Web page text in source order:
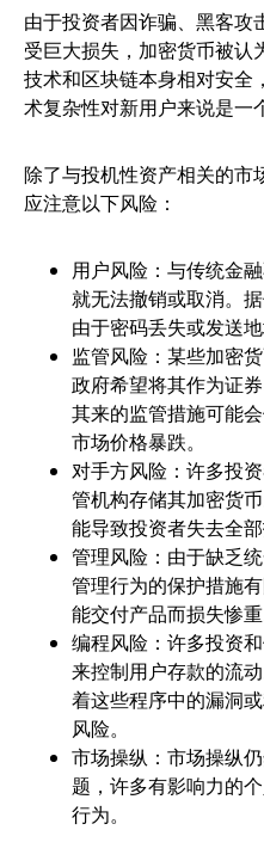
由于投资者因诈骗、黑客攻
受巨大损失，加密货币被认
技术和区块链本身相对安全
术复杂性对新用户来说是一
除了与投机性资产相关的市
应注意以下风险：
用户风险：与传统金
就无法撤销或取消。
由于密码丢失或发送
监管风险：某些加密
政府希望将其作为证
其来的监管措施可能
市场价格暴跌。
对手方风险：许多投
管机构存储其加密货
能导致投资者失去全部
管理风险：由于缺乏
管理行为的保护措施
能交付产品而损失惨重
编程风险：许多投资
来控制用户存款的流
着这些程序中的漏洞
风险。
市场操纵：市场操纵
题，许多有影响力的
行为。